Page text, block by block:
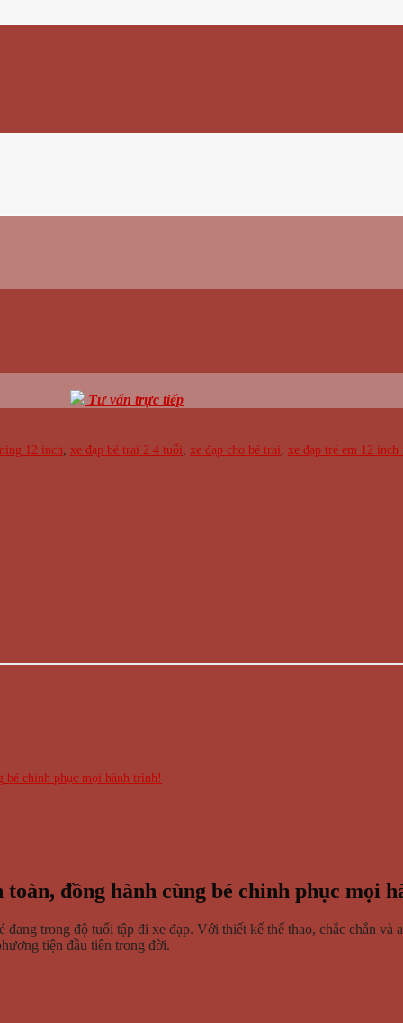
Tư vấn trực tiếp
12 inch xe đạp bé trai 2 4 tuổi xe đạp cho bé trai xe đạp trẻ em 12 inch
bé chinh phục mọi hành trình!
đồng hành cùng bé chinh phục mọi
đang trong độ tuổi tập đi xe đạp. Với thiết kế thể thao, chắc chắn
tiện đầu tiên trong đời.